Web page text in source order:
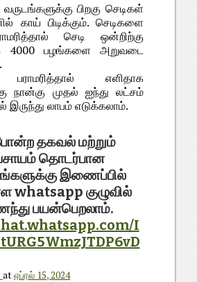
வருடங்களுக்கு பிறகு செடிகள்
காய் பிடிக்கும். செடிகளை
செடி ஒன்றிற்கு
4000 பழங்களை அறுவடை
எளிதாக
நான்கு முதல் ஐந்து லட்சம்
இருந்து லாபம் எடுக்கலாம்.
தகவல் மற்றும்
தொடர்பான
இணைப்பில்
whatsapp குழுவில்
பயன்பெறலாம்.
I
atஏப்ரல் 15, 2024